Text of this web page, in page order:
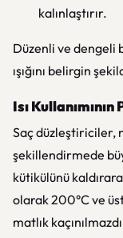
kalınlaştırır.
Düzenli ve dengeli
ışığını belirgin
Isı
Saç düzleştiriciler,
şekillendirmede
kütikülünü
olarak 200°C ve
matlık